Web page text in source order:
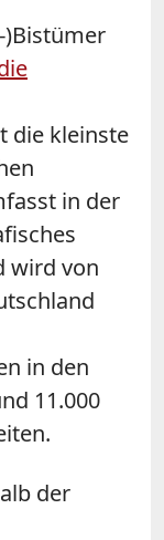
)Bistümer
die kleinste
in der
wird von
in den
11.000
der